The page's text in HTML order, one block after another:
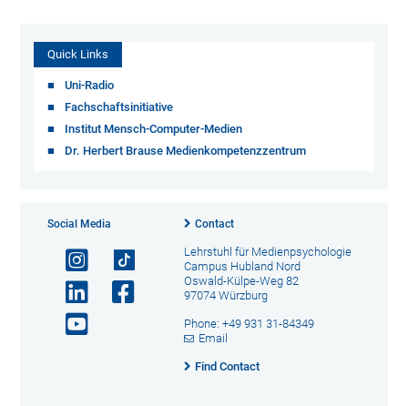
Quick Links
Uni-Radio
Fachschaftsinitiative
Institut Mensch-Computer-Medien
Dr. Herbert Brause Medienkompetenzzentrum
Social Media Contact
Lehrstuhl für Medienpsychologie
Campus Hubland Nord
Oswald-Külpe-Weg 82
97074 Würzburg
Phone: +49 931 31-84349
Email
Find Contact